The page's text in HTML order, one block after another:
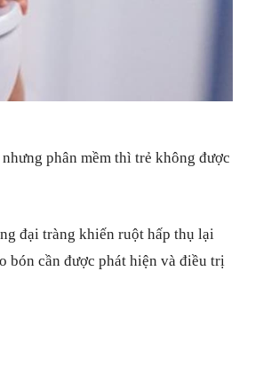
phân mềm thì trẻ không được
đại tràng khiến ruột hấp thụ lại
bón cần được phát hiện và điều trị